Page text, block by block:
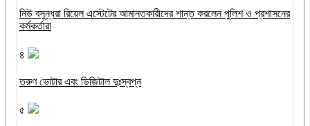
নিউ বসুন্ধরা রিয়েল এস্টেটের আমানতকারীদের শান্ত করলেন পুলিশ ও প্রশাসনের
কর্মকর্তারা
৪
তরুণ ভোটার এবং ডিজিটাল দুঃস্বপ্ন
৫